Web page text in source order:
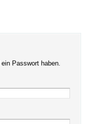
Passwort haben.